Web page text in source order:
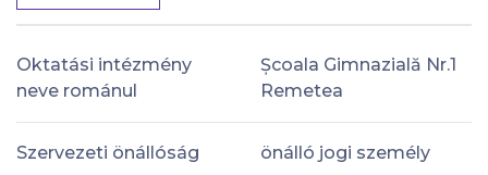
Oktatási intézmény
neve románul
Școala Gimnazială Nr.1
Remetea
Szervezeti önállóság önálló jogi személy